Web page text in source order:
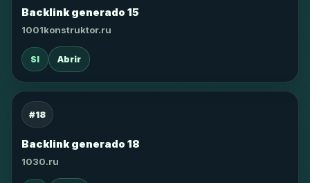
Backlink generado 15
1001konstruktor.ru
SI Abrir
#18
Backlink generado 18
1030.ru